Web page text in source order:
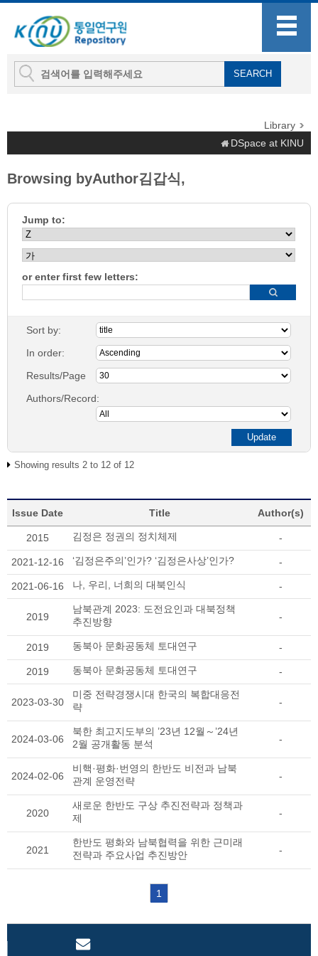
Library
DSpace at KINU
Browsing byAuthor김갑식,
Jump to:
or enter first few letters:
Sort by:
In order:
Results/Page
Authors/Record:
Showing results 2 to 12 of 12
Issue Date Title Author(s)
2015 김정은 정권의 정치체제 -
2021-12-16 ‘김정은주의’인가? ‘김정은사상’인가? -
2021-06-16 나, 우리, 너희의 대북인식 -
2019
남북관계 2023: 도전요인과 대북정책
추진방향
-
2019 동북아 문화공동체 토대연구 -
2019 동북아 문화공동체 토대연구 -
2023-03-30
미중 전략경쟁시대 한국의 복합대응전
략
-
2024-03-06
북한 최고지도부의 ’23년 12월～’24년
2월 공개활동 분석
-
2024-02-06
비핵·평화·번영의 한반도 비전과 남북
관계 운영전략
-
2020
새로운 한반도 구상 추진전략과 정책과
제
-
2021
한반도 평화와 남북협력을 위한 근미래
전략과 주요사업 추진방안
-
1